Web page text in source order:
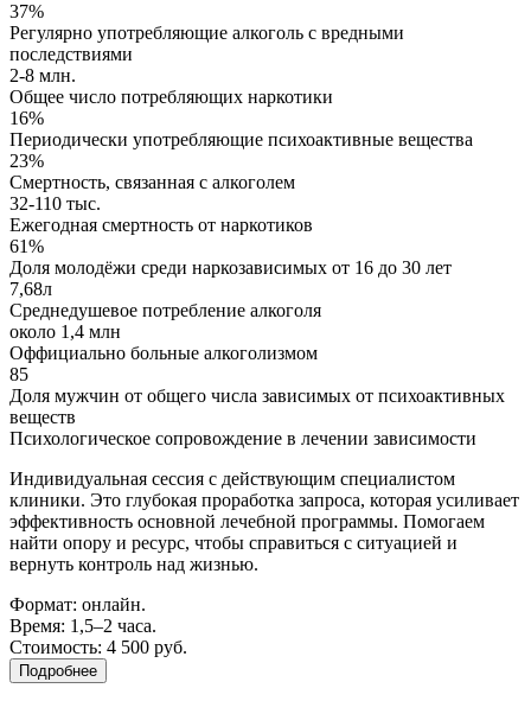
37%
Регулярно употребляющие алкоголь с вредными
последствиями
2-8 млн.
Общее число потребляющих наркотики
16%
Периодически употребляющие психоактивные вещества
23%
Смертность, связанная с алкоголем
32-110 тыс.
Ежегодная смертность от наркотиков
61%
Доля молодёжи среди наркозависимых от 16 до 30 лет
7,68л
Среднедушевое потребление алкоголя
около 1,4 млн
Оффициально больные алкоголизмом
85
Доля мужчин от общего числа зависимых от психоактивных
веществ
Психологическое сопровождение в лечении зависимости
Индивидуальная сессия с действующим специалистом
клиники. Это глубокая проработка запроса, которая усиливает
эффективность основной лечебной программы. Помогаем
найти опору и ресурс, чтобы справиться с ситуацией и
вернуть контроль над жизнью.
Формат: онлайн.
Время: 1,5–2 часа.
Стоимость: 4 500 руб.
Подробнее